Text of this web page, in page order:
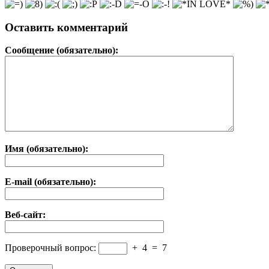
Оставить комментарий
Сообщение (обязательно):
Имя (обязательно):
E-mail (обязательно):
Веб-сайт:
Проверочный вопрос: + 4 = 7